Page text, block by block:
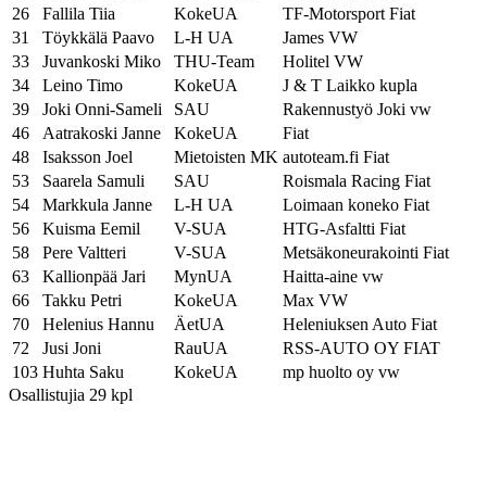
26
Fallila Tiia KokeUA
TF-Motorsport Fiat
31
Töykkälä Paavo L-H UA
James VW
33
Juvankoski Miko THU-Team
Holitel VW
34
Leino Timo KokeUA
J & T Laikko kupla
39
Joki Onni-Sameli SAU
Rakennustyö Joki vw
46
Aatrakoski Janne KokeUA
Fiat
48
Isaksson Joel Mietoisten MK autoteam.fi Fiat
53
Saarela Samuli SAU
Roismala Racing Fiat
54
Markkula Janne L-H UA
Loimaan koneko Fiat
56
Kuisma Eemil V-SUA
HTG-Asfaltti Fiat
58
Pere Valtteri V-SUA
Metsäkoneurakointi Fiat
63
Kallionpää Jari MynUA
Haitta-aine vw
66
Takku Petri KokeUA
Max VW
70
Helenius Hannu ÄetUA
Heleniuksen Auto Fiat
72
Jusi Joni RauUA
RSS-AUTO OY FIAT
103 Huhta Saku KokeUA
mp huolto oy vw
Osallistujia 29 kpl